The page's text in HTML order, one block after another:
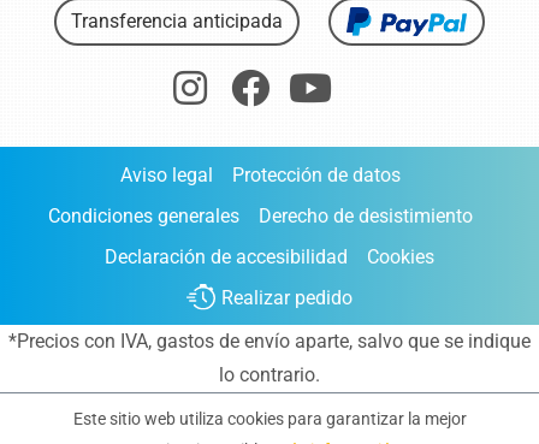
Transferencia anticipada
Aviso legal
Protección de datos
Condiciones generales
Derecho de desistimiento
Declaración de accesibilidad
Cookies
Realizar pedido
*Precios con IVA, gastos de envío aparte, salvo que se indique
lo contrario.
Este sitio web utiliza cookies para garantizar la mejor